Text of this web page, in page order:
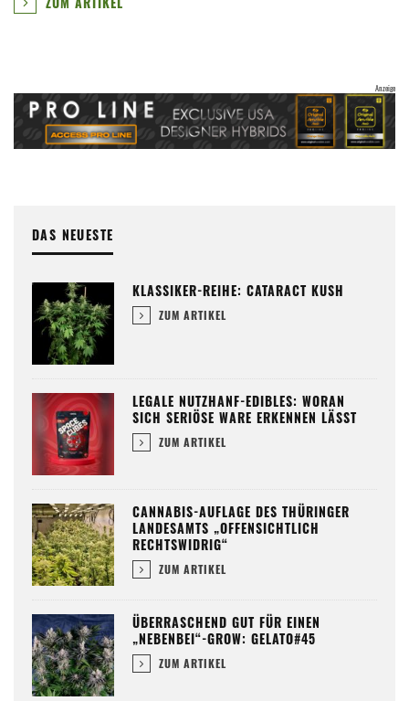
DAS NEUESTE
KLASSIKER-REIHE: CATARACT KUSH
ZUM ARTIKEL
LEGALE NUTZHANF-EDIBLES: WORAN
SICH SERIÖSE WARE ERKENNEN LÄSST
ZUM ARTIKEL
CANNABIS-AUFLAGE DES THÜRINGER
LANDESAMTS „OFFENSICHTLICH
RECHTSWIDRIG“
ZUM ARTIKEL
ÜBERRASCHEND GUT FÜR EINEN
„NEBENBEI“-GROW: GELATO#45
ZUM ARTIKEL